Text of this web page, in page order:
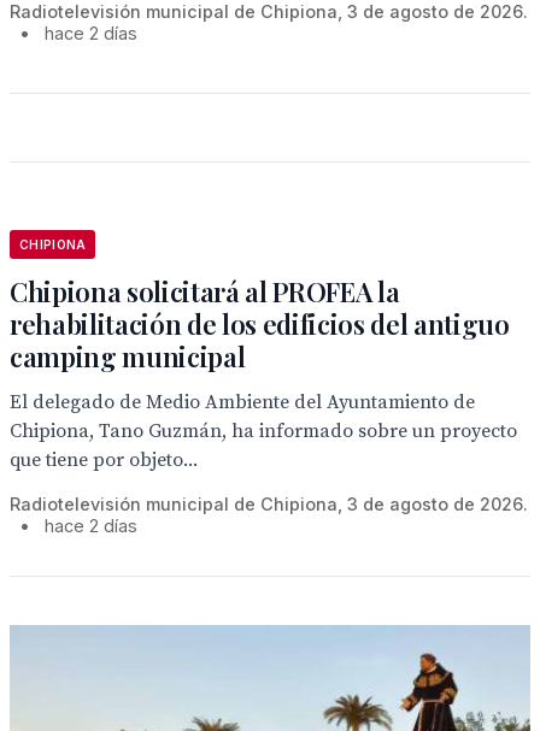
Radiotelevisión municipal de Chipiona, 3 de agosto de 2026.
•
hace 2 días
CHIPIONA
Chipiona solicitará al PROFEA la
rehabilitación de los edificios del antiguo
camping municipal
El delegado de Medio Ambiente del Ayuntamiento de
Chipiona, Tano Guzmán, ha informado sobre un proyecto
que tiene por objeto...
Radiotelevisión municipal de Chipiona, 3 de agosto de 2026.
•
hace 2 días